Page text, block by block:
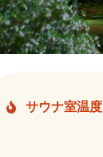
サウナ室温度